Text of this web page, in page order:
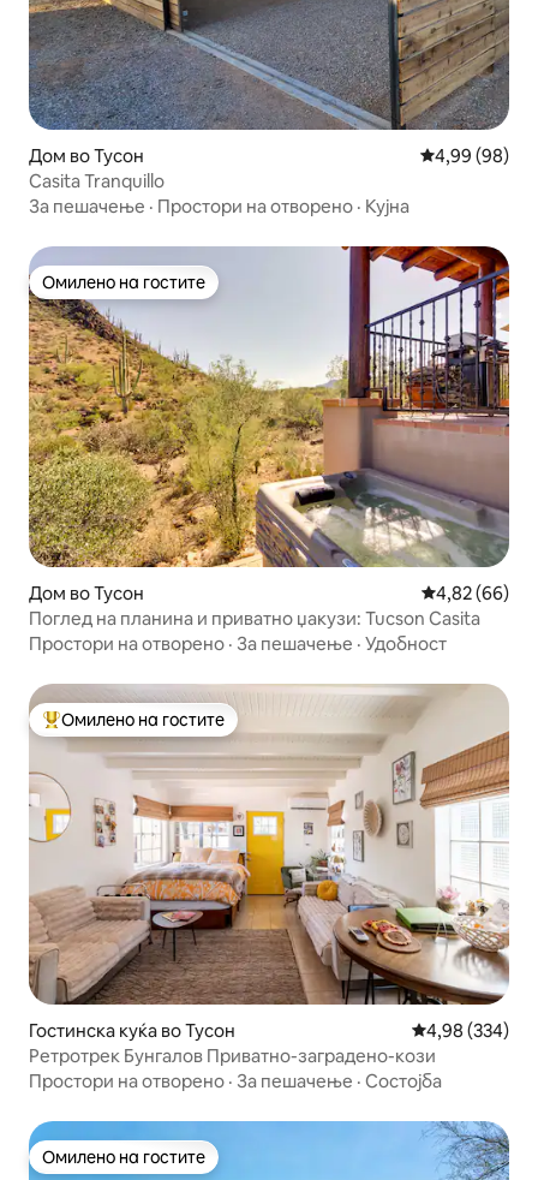
Дом во Тусон Просечна
4,99 (98)
Casita Tranquillo
За пешачење · Простори на отворено · Кујна
Омилено на гостите
Омилено на гостите
Дом во Тусон Просечна
4,82 (66)
Поглед на планина и приватно џакузи: Tucson Casita
Простори на отворено · За пешачење · Удобност
Меѓу најуспешните „Омилени на гостите“
Омилено на гостите
Гостинска куќа во Тусон Просечна
4,98 (334)
Ретротрек Бунгалов Приватно-заградено-кози
Простори на отворено · За пешачење · Состојба
Омилено на гостите
Омилено на гостите